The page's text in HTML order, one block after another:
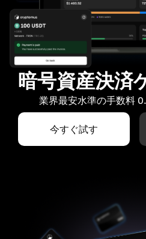
暗号資産決済
業界最安水準の手数料
今すぐ試す